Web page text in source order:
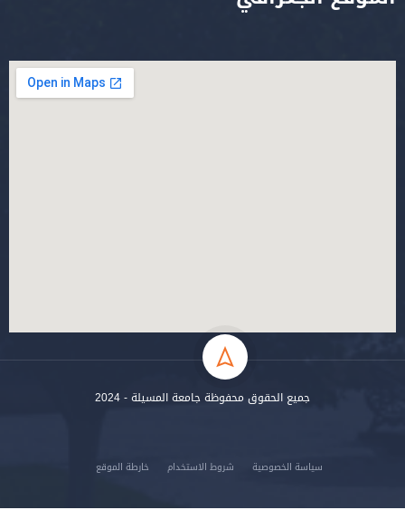
جميع الحقوق محفوظة جامعة المسيلة - 2024
سياسة الخصوصية شروط الاستخدام خارطة الموقع